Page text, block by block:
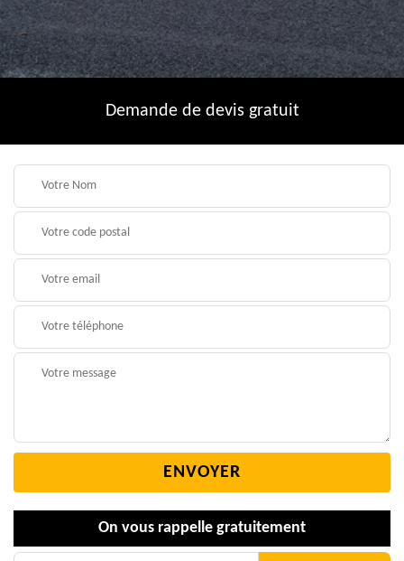
Demande de devis gratuit
On vous rappelle gratuitement